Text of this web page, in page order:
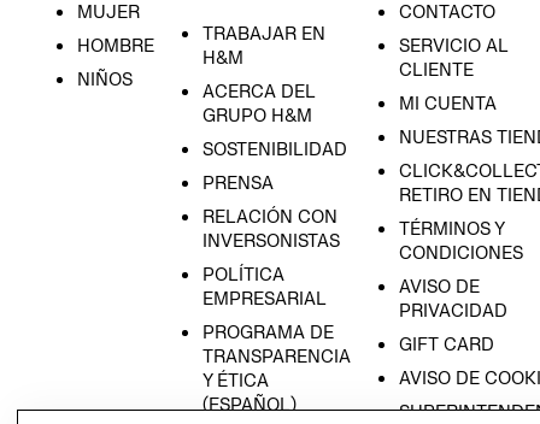
MUJER
HOMBRE
NIÑOS
TRABAJAR EN
H&M
ACERCA DEL
GRUPO H&M
SOSTENIBILIDAD
PRENSA
RELACIÓN CON
INVERSONISTAS
POLÍTICA
EMPRESARIAL
PROGRAMA DE
TRANSPARENCIA
Y ÉTICA
(ESPAÑOL)
CONTACTO
SERVICIO AL
CLIENTE
MI CUENTA
NUESTRAS
RETIRO EN
TÉRMINOS Y
CONDICIONES
AVISO DE
PRIVACIDAD
GIFT CARD
AVISO DE